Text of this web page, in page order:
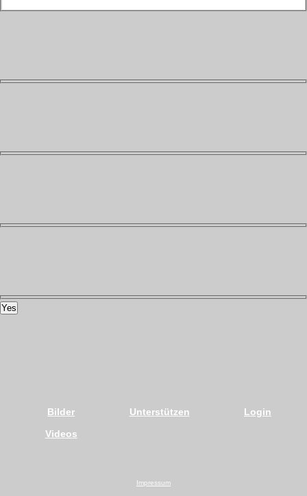
Yes
Bilder
Videos
Unterstützen Login
Impressum